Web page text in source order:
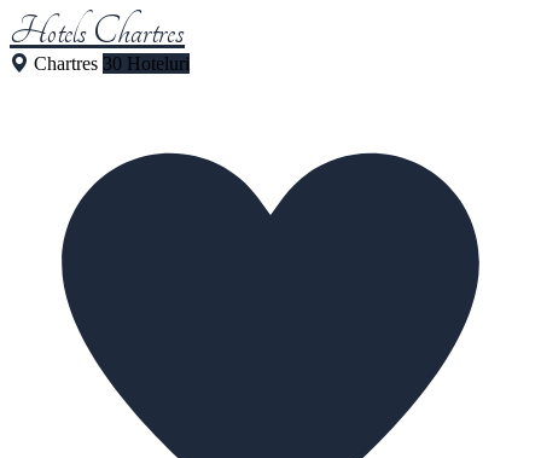
Hotels Chartres
Chartres 30 Hoteluri